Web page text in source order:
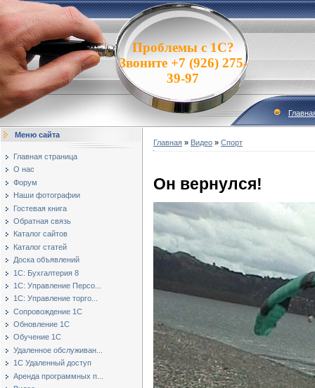
Проблемы с 1С?
Звоните +7 (926) 275-
39-97
Меню сайта
Главная страница
О нас
Форум
Наши фотографии
Гостевая книга
Обратная связь
Каталог сайтов
Каталог статей
Доска объявлений
1С: Бухгалтерия 8
1С: Управление Персо...
1С: Управление торго...
Сопровождение 1С
Обновление 1С
Обучение 1С
Удаленное обслуживан...
1С Удаленный доступ
Аренда программных п...
Главная » Видео » Спорт
Он вернулся!